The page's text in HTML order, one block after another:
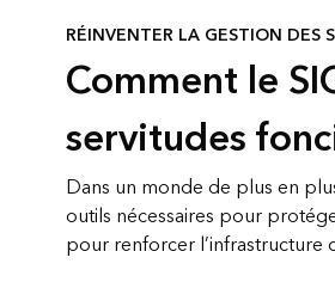
RÉINVENTER LA GESTION DES
Comment le
servitudes
Dans un monde de plus en
outils nécessaires pour
pour renforcer l’infrastructure